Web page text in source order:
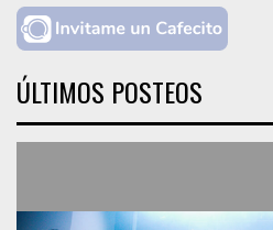
ÚLTIMOS POSTEOS